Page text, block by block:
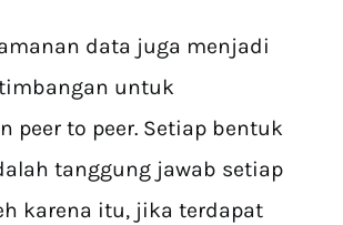
data juga menjadi
untuk
peer to peer. Setiap bentuk
tanggung jawab setiap
karena itu, jika terdapat